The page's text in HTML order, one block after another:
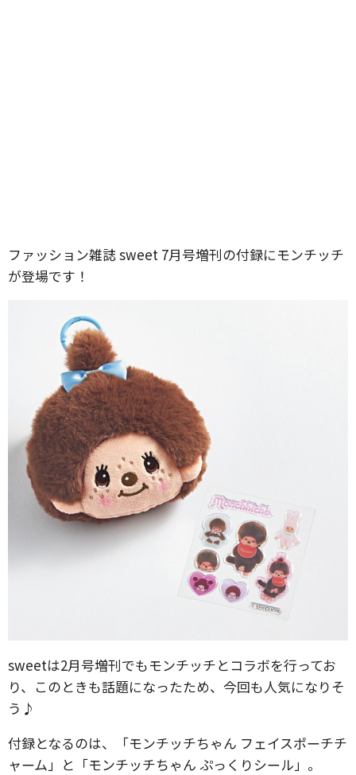
ファッション雑誌 sweet 7月号増刊の付録にモンチッチ
が登場です！
sweetは2月号増刊でもモンチッチとコラボを行ってお
り、このときも話題になったため、今回も人気になりそ
う♪
付録となるのは、「モンチッチちゃん フェイスポーチチ
ャーム」と「モンチッチちゃん ぷっくりシール」。